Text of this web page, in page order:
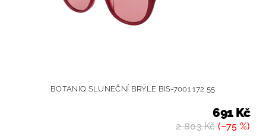
BOTANIQ SLUNEČNÍ BRÝLE BIS-7001 172 55
2 803 Kč(–75 %)
691 Kč